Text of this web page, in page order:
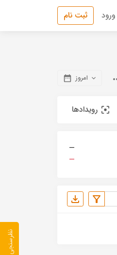
ورود ثبت نام
امروز
رویدادها
—
—
نظرسنجی